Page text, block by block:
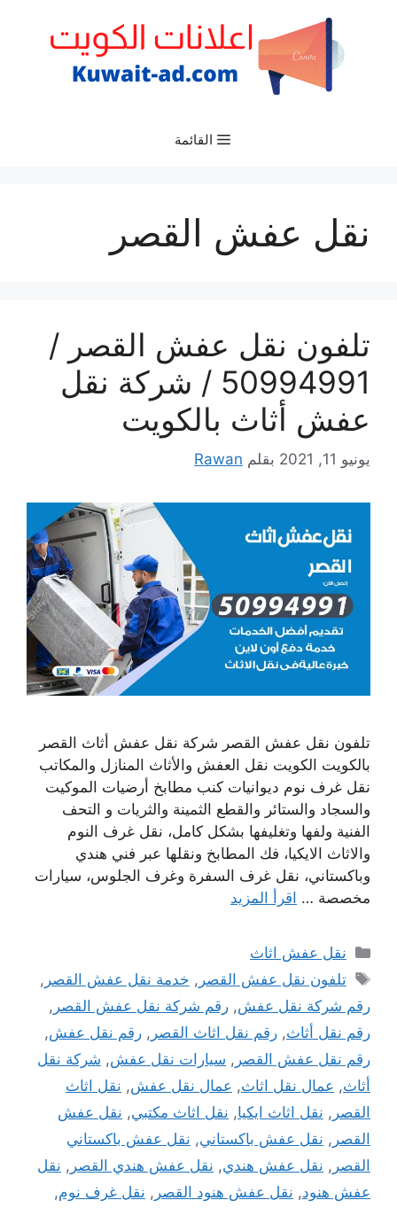
القائمة
نقل عفش القصر
تلفون نقل عفش القصر /
50994991 / شركة نقل
عفش أثاث بالكويت
يونيو 11, 2021 بقلم Rawan
تلفون نقل عفش القصر شركة نقل عفش أثاث القصر
بالكويت الكويت نقل العفش والأثاث المنازل والمكاتب
نقل غرف نوم ديوانيات كنب مطابخ أرضيات الموكيت
والسجاد والستائر والقطع الثمينة والثريات و التحف
الفنية ولفها وتغليفها بشكل كامل، نقل غرف النوم
والاثاث الايكيا، فك المطابخ ونقلها عبر فني هندي
وباكستاني، نقل غرف السفرة وغرف الجلوس، سيارات
مخصصة … اقرأ المزيد
التصنيفات
نقل عفش اثاث
الوسوم
تلفون نقل عفش القصر , خدمة نقل عفش القصر ,
رقم شركة نقل عفش, رقم شركة نقل عفش القصر ,
رقم نقل أثاث, رقم نقل اثاث القصر , رقم نقل عفش,
رقم نقل عفش القصر , سيارات نقل عفش, شركة نقل
أثاث, عمال نقل اثاث, عمال نقل عفش, نقل اثاث
القصر , نقل اثاث ايكيا, نقل اثاث مكتبي, نقل عفش
القصر , نقل عفش باكستاني, نقل عفش باكستاني
القصر , نقل عفش هندي, نقل عفش هندي القصر , نقل
عفش هنود, نقل عفش هنود القصر , نقل غرف نوم,